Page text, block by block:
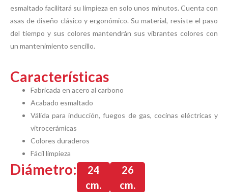
esmaltado facilitará su limpieza en solo unos minutos. Cuenta con
asas de diseño clásico y ergonómico. Su material, resiste el paso
del tiempo y sus colores mantendrán sus vibrantes colores con
un mantenimiento sencillo.
Características
Fabricada en acero al carbono
Acabado esmaltado
Válida para inducción, fuegos de gas, cocinas eléctricas y
vitrocerámicas
Colores duraderos
Fácil limpieza
24
cm.
26
cm.
Diámetro: